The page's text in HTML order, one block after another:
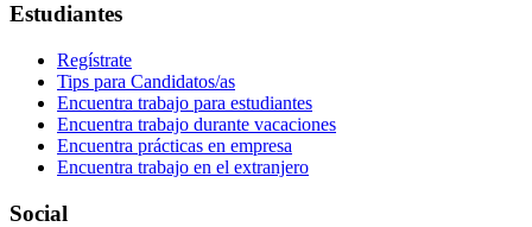
Estudiantes
Regístrate
Tips para Candidatos/as
Encuentra trabajo para estudiantes
Encuentra trabajo durante vacaciones
Encuentra prácticas en empresa
Encuentra trabajo en el extranjero
Social